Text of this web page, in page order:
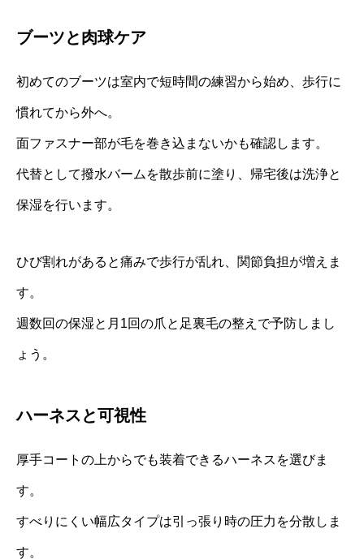
ブーツと肉球ケア
初めてのブーツは室内で短時間の練習から始め、歩行に
慣れてから外へ。
面ファスナー部が毛を巻き込まないかも確認します。
代替として撥水バームを散歩前に塗り、帰宅後は洗浄と
保湿を行います。
ひび割れがあると痛みで歩行が乱れ、関節負担が増えま
す。
週数回の保湿と月1回の爪と足裏毛の整えで予防しまし
ょう。
ハーネスと可視性
厚手コートの上からでも装着できるハーネスを選びま
す。
すべりにくい幅広タイプは引っ張り時の圧力を分散しま
す。